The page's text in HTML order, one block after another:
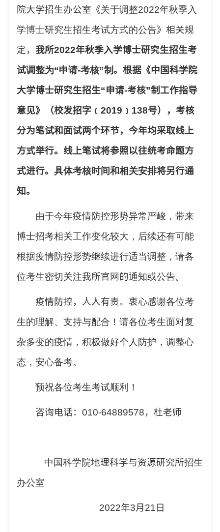
院大学招生办公室《关于调整2022年秋季入
学博士研究生招生考试方式的公告》相关规
定，我所2022年秋季入学博士研究生招生考
试调整为“申请-考核”制。根据《中国科学院
大学博士研究生招生“申请-考核”制工作指导
意见》（校发招字﹝2019 ﹞ 138号），考核
分为笔试和面试两个环节，今年均采取线上
方式举行。线上笔试将参照以往统考命题方
式进行。具体考核时间和相关安排将另行通
知。
由于今年疫情防控形势异常严峻，带来
博士招考相关工作变化较大，后续还有可能
根据疫情防控形势继续进行适当调整，请各
位考生密切关注我所官网的通知或公告。
疫情防控，人人有责。衷心感谢各位考
生的理解、支持与配合！请各位考生面对复
杂多变的疫情，积极做好个人防护，调整心
态，安心备考。
预祝各位考生考试顺利！
咨询电话： 010-64889578，杜老师
中国科学院地理科学与资源研究所招生
办公室
2022年3月 21 日